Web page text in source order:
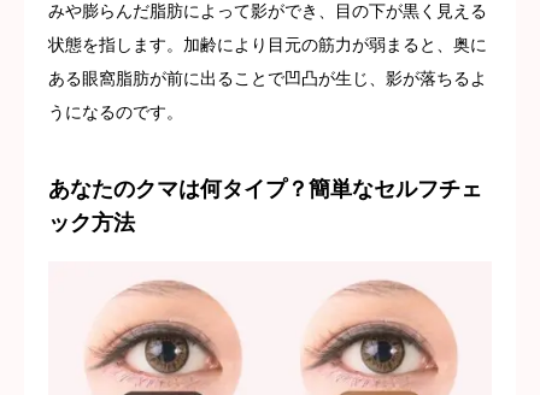
みや膨らんだ脂肪によって影ができ、目の下が黒く見える
状態を指します。加齢により目元の筋力が弱まると、奥に
ある眼窩脂肪が前に出ることで凹凸が生じ、影が落ちるよ
うになるのです。
あなたのクマは何タイプ？簡単なセルフチェ
ック方法